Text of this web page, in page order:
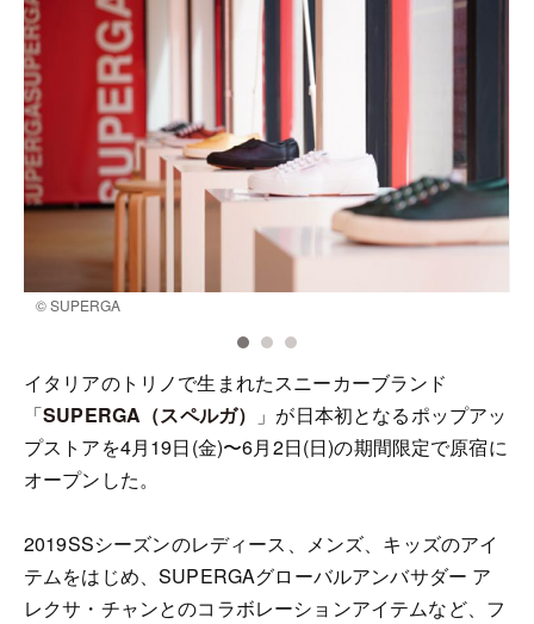
© SUPERGA
イタリアのトリノで生まれたスニーカーブランド
「SUPERGA（スペルガ）
」が日本初となるポップアッ
プストアを4月19日(金)〜6月2日(日)の期間限定で原宿に
オープンした。
2019SSシーズンのレディース、メンズ、キッズのアイ
テムをはじめ、SUPERGAグローバルアンバサダー ア
レクサ・チャンとのコラボレーションアイテムなど、フ